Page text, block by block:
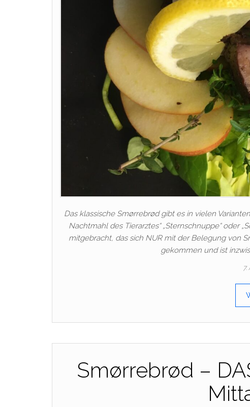
Das klassische Smørrebrød gibt es in vielen
Nachtmahl des Tierarztes“ „Sternschnuppe“ oder
mitgebracht, das sich NUR mit der Belegung von
gekommen und ist
Smørrebrød –